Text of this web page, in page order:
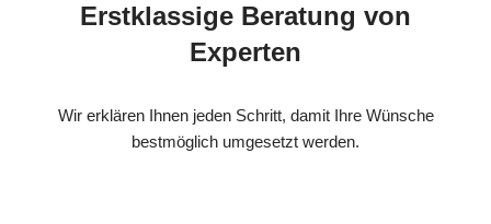
Erstklassige Beratung von
Experten
Wir erklären Ihnen jeden Schritt, damit Ihre Wünsche
bestmöglich umgesetzt werden.